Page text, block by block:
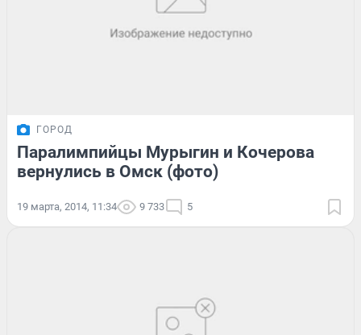
ГОРОД
Паралимпийцы Мурыгин и Кочерова
вернулись в Омск (фото)
19 марта, 2014, 11:34 9 733 5